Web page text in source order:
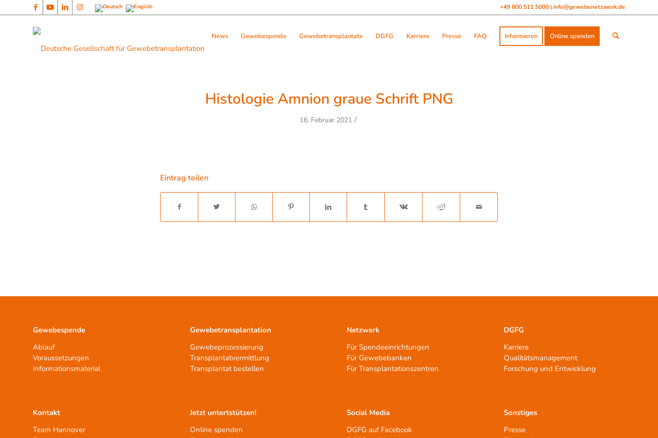
+49 800 511 5000 | info@gewebenetzwerk.de
News Gewebespende Gewebetransplantate DGFG Karriere Presse FAQ Informieren Online spenden
Histologie Amnion graue Schrift PNG
16. Februar 2021 /
Eintrag teilen
Gewebespende
Ablauf
Voraussetzungen
Informationsmaterial
Kontakt
Team Hannover
Gewebetransplantation
Gewebeprozessierung
Transplantatvermittlung
Transplantat bestellen
Jetzt untertstützen!
Online spenden
Netzwerk
Für Spendeeinrichtungen
Für Gewebebanken
Für Transplantationszentren
Social Media
DGFG auf Facebook
DGFG
Karriere
Qualitätsmanagement
Forschung und Entwicklung
Sonstiges
Presse